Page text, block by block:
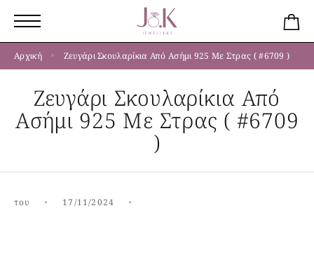
Αρχική Ζευγάρι Σκουλαρίκια Από Ασήμι 925 Με Στρας ( #6709 )
Ζευγάρι Σκουλαρίκια Από
Ασήμι 925 Με Στρας ( #6709
)
του 17/11/2024